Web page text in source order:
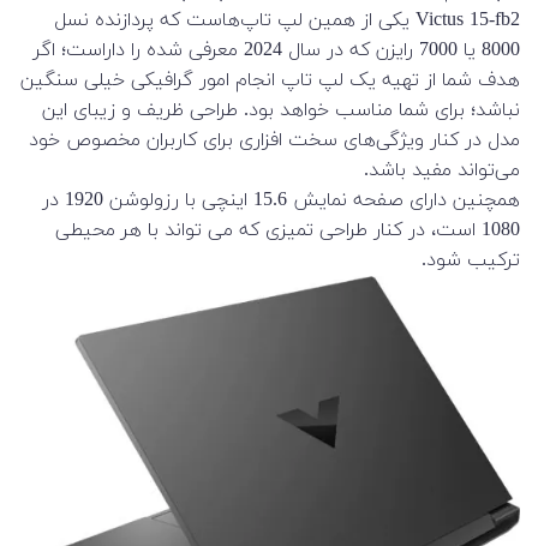
Victus 15-fb2 یکی از همین لپ تاپ‌هاست که پردازنده نسل
8000 یا 7000 رایزن که در سال 2024 معرفی شده را داراست؛ اگر
هدف شما از تهیه یک لپ تاپ انجام امور گرافیکی خیلی سنگین
نباشد؛ برای شما مناسب خواهد بود. طراحی ظریف و زیبای این
مدل در کنار ویژگی‌های سخت افزاری برای کاربران مخصوص خود
می‌تواند مفید باشد.
همچنین دارای صفحه نمایش 15.6 اینچی با رزولوشن 1920 در
1080 است، در کنار طراحی تمیزی که می تواند با هر محیطی
ترکیب شود.